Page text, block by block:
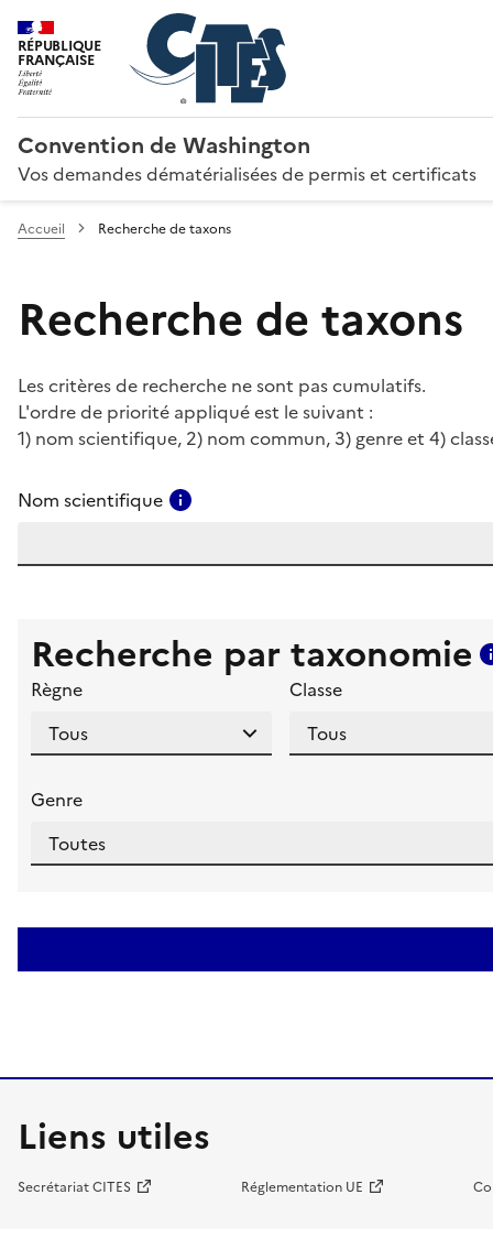
RÉPUBLIQUE
FRANÇAISE
Convention de Washington
Vos demandes dématérialisées de permis et certificats
Accueil Recherche de taxons
Recherche de taxons
Les critères de recherche ne sont pas cumulatifs.
L'ordre de priorité appliqué est le suivant :
1) nom scientifique, 2) nom commun, 3) genre et 4)
Nom scientifique
Recherche par taxonomie
Règne Classe
Genre
Liens utiles
Secrétariat CITES Réglementation UE